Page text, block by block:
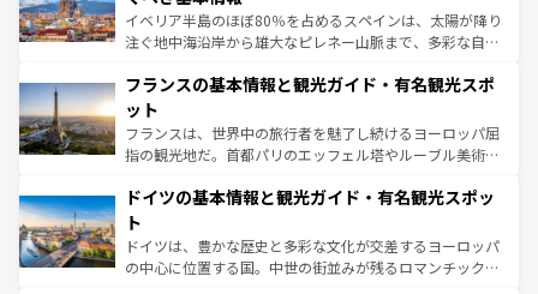
ピザやパスタなど、絶品のイタリア料理を堪能することも
できる。朝目覚めてから夜眠るまで、すべての瞬間を楽し
なお、新着のイタリア情報はコンテンツ一覧を参照してほ
しい。
イベリア半島のほぼ80％を占めるスペインは、太陽が降り
注ぐ地中海沿岸から雄大なピレネー山脈まで、多彩な自然
文化が根付くこの国では、情熱的なフラメンコ、熱気あふ
れる闘牛、そして美味しいタパスが生活の一部となってい
る。首都マドリードの洗練された雰囲気や、バルセロナの
アートに溢れた街角から、地方では古代ローマ遺跡や中世
せる。地方によって風土や気候が異なるスペインはその個
ンテンツ一覧 を参照してほしい。
フランスの基本情報と観光ガイド・有名観光スポ
ット
フランスは、世界中の旅行者を魅了し続けるヨーロッパ屈
指の観光地だ。首都パリのエッフェル塔やルーブル美術館
で、幅広い魅力が詰まっている。華麗な宮殿、歴史的な大
聖堂、美しいビーチ、そして豊かな自然が、訪れる者を心
から魅了する。また、フランスは美食の国としても知ら
れ、フランス料理はユネスコ無形文化遺産にも登録されて
ドイツの基本情報と観光ガイド・有名観光スポッ
ト
ドイツは、豊かな歴史と多彩な文化が交差するヨーロッパ
の中心に位置する国。中世の街並みが残るロマンチック街